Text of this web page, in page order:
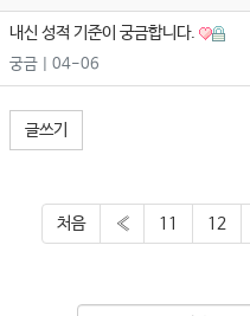
내신 성적 기준이 궁금합니다.
궁금 | 04-06
글쓰기
처음 « 11 12